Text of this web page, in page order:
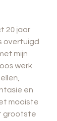
20 jaar
overtuigd
mijn
werk
en
mooiste
grootste